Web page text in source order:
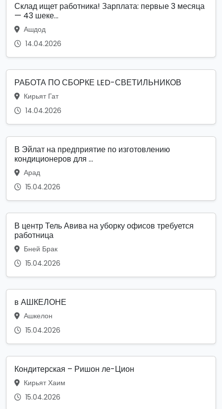
Склад ищет работника! Зарплата: первые 3 месяца
— 43 шеке...
Ашдод
14.04.2026
РАБОТА ПО СБОРКЕ LED-СВЕТИЛЬНИКОВ
Кирьят Гат
14.04.2026
В Эйлат на предприятие по изготовлению
кондиционеров для ...
Арад
15.04.2026
В центр Тель Авива на уборку офисов требуется
работница
Бней Брак
15.04.2026
в АШКЕЛОНЕ
Ашкелон
15.04.2026
Кондитерская – Ришон ле-Цион
Кирьят Хаим
15.04.2026